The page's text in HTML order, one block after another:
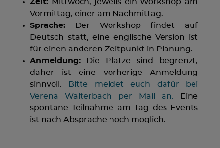
Zeit: Mittwoch, jeweils ein Workshop am
Vormittag, einer am Nachmittag.
Sprache: Der Workshop findet auf
Deutsch statt, eine englische Version ist
für einen anderen Zeitpunkt in Planung.
Anmeldung: Die Plätze sind begrenzt,
daher ist eine vorherige Anmeldung
sinnvoll.
Bitte meldet euch dafür bei
Verena Walterbach per Mail an. Eine
spontane Teilnahme am Tag des Events
ist nach Absprache noch möglich.